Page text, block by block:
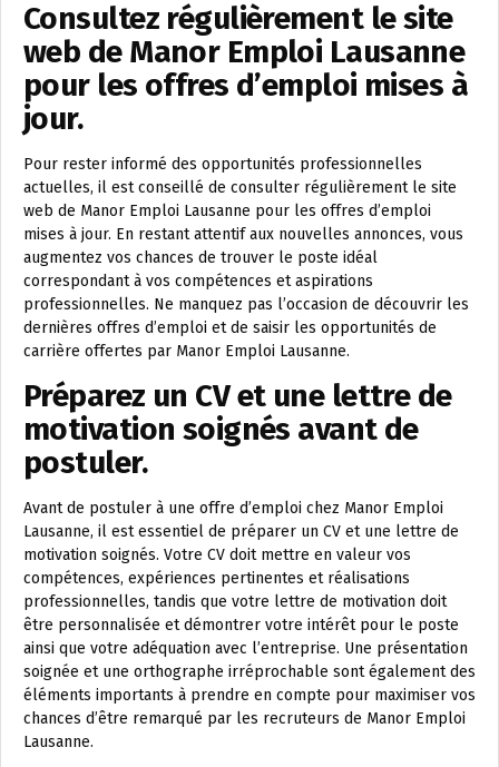
Consultez régulièrement le site
web de Manor Emploi Lausanne
pour les offres d’emploi mises à
jour.
Pour rester informé des opportunités professionnelles
actuelles, il est conseillé de consulter régulièrement le site
web de Manor Emploi Lausanne pour les offres d’emploi
mises à jour. En restant attentif aux nouvelles annonces, vous
augmentez vos chances de trouver le poste idéal
correspondant à vos compétences et aspirations
professionnelles. Ne manquez pas l’occasion de découvrir les
dernières offres d’emploi et de saisir les opportunités de
carrière offertes par Manor Emploi Lausanne.
Préparez un CV et une lettre de
motivation soignés avant de
postuler.
Avant de postuler à une offre d’emploi chez Manor Emploi
Lausanne, il est essentiel de préparer un CV et une lettre de
motivation soignés. Votre CV doit mettre en valeur vos
compétences, expériences pertinentes et réalisations
professionnelles, tandis que votre lettre de motivation doit
être personnalisée et démontrer votre intérêt pour le poste
ainsi que votre adéquation avec l’entreprise. Une présentation
soignée et une orthographe irréprochable sont également des
éléments importants à prendre en compte pour maximiser vos
chances d’être remarqué par les recruteurs de Manor Emploi
Lausanne.